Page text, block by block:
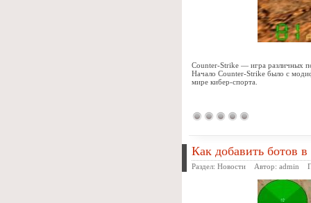
Counter-Strike — игра различных
Начало Counter-Strike было с
мире кибер-спорта.
Как добавить ботов
Раздел: Новости Автор: admin